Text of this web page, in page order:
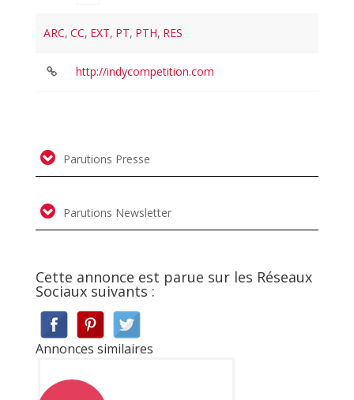
ARC, CC, EXT, PT, PTH, RES
http://indycompetition.com
Parutions Presse
Parutions Newsletter
Cette annonce est parue sur les Réseaux
Sociaux suivants :
Annonces similaires